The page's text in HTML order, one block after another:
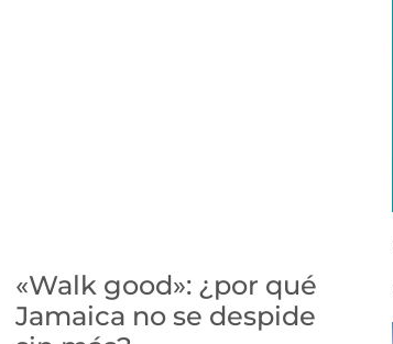
«Walk good»: ¿por qué
Jamaica no se despide